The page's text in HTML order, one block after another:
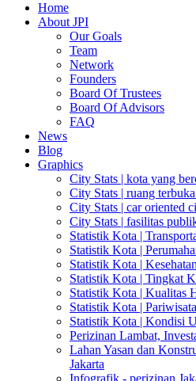
Home
About JPI
Our Goals
Team
Network
Founders
Board Of Trustees
Board Of Advisors
FAQ
News
Blog
Graphics
City Stats | kota yang
City Stats | ruang
City Stats | car oriented
City Stats | fasilitas
Statistik Kota |
Statistik Kota |
Statistik Kota | Kesehatan
Statistik Kota | Tingkat
Statistik Kota | Kualitas
Statistik Kota | Pariwisata
Statistik Kota | Kondisi
Perizinan Lambat,
Lahan Yasan dan
Jakarta
Infografik - perizinan